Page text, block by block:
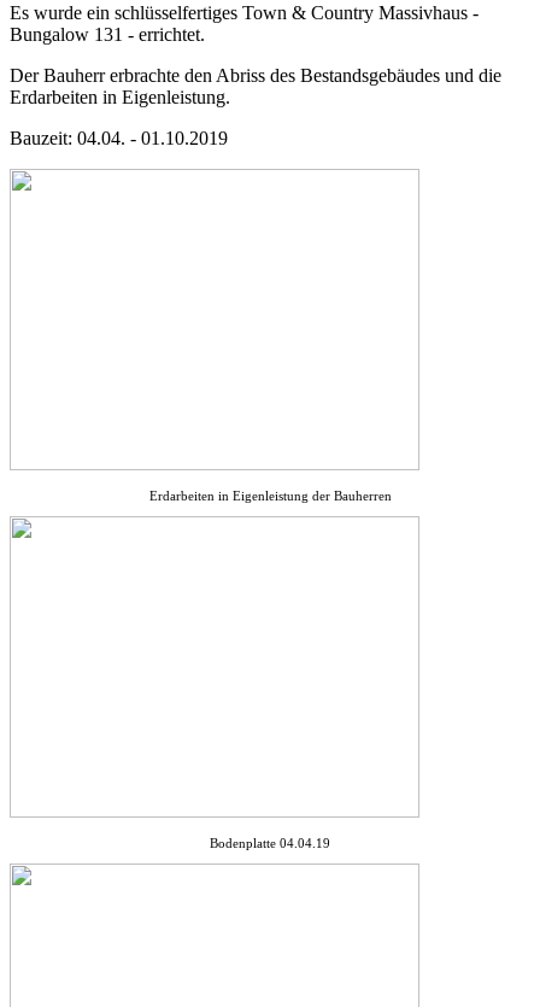
Es wurde ein schlüsselfertiges Town & Country Massivhaus -
Bungalow 131 - errichtet.
Der Bauherr erbrachte den Abriss des Bestandsgebäudes und die
Erdarbeiten in Eigenleistung.
Bauzeit: 04.04. - 01.10.2019
Erdarbeiten in Eigenleistung der Bauherren
Bodenplatte 04.04.19